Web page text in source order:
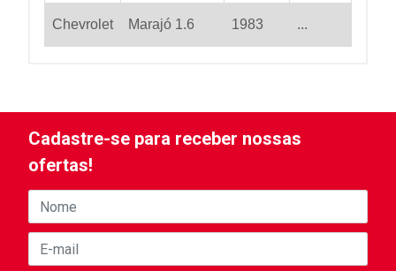
Chevrolet Marajó 1.6 1983 ...
Cadastre-se para receber nossas
ofertas!